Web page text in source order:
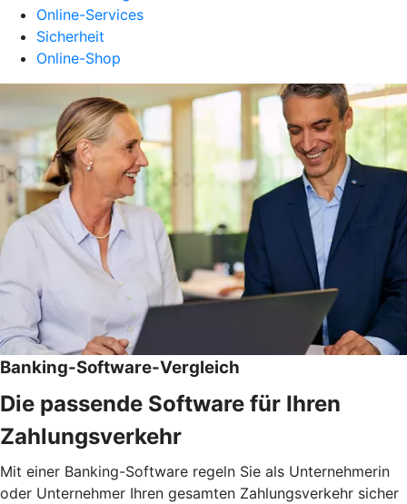
Online-Services
Sicherheit
Online-Shop
Banking-Software-Vergleich
Die passende Software für Ihren
Zahlungsverkehr
Mit einer Banking-Software regeln Sie als Unternehmerin
oder Unternehmer Ihren gesamten Zahlungsverkehr sicher